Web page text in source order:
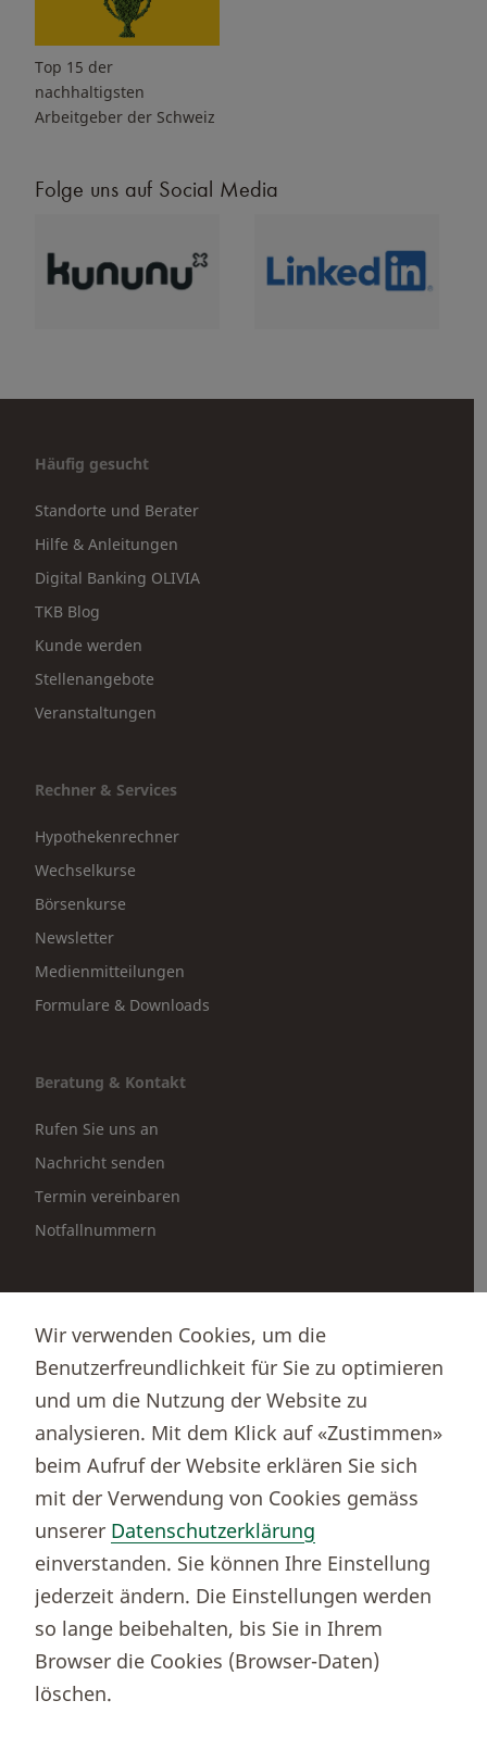
Top 15 der
nachhaltigsten
Arbeitgeber der Schweiz
Folge uns auf Social Media
Häufig gesucht
Standorte und Berater
Hilfe & Anleitungen
Digital Banking OLIVIA
TKB Blog
Kunde werden
Stellenangebote
Veranstaltungen
Rechner & Services
Hypothekenrechner
Wechselkurse
Börsenkurse
Newsletter
Medienmitteilungen
Formulare & Downloads
Beratung & Kontakt
Rufen Sie uns an
Nachricht senden
Termin vereinbaren
Notfallnummern
Börsenportal Yourmoney
Thurgauer Kantonalbank
Bankenclearingnr.
784
BIC (SWIFT)
KBTGCH22
Weitere TKB Nummern
Rechtliche Hinweise
Barrierefreiheit
Cookie-Einstellungen
Wir verwenden Cookies, um die
Benutzerfreundlichkeit für Sie zu optimieren
und um die Nutzung der Website zu
analysieren. Mit dem Klick auf «Zustimmen»
beim Aufruf der Website erklären Sie sich
mit der Verwendung von Cookies gemäss
unserer Datenschutzerklärung
einverstanden. Sie können Ihre Einstellung
jederzeit ändern. Die Einstellungen werden
so lange beibehalten, bis Sie in Ihrem
Browser die Cookies (Browser-Daten)
löschen.